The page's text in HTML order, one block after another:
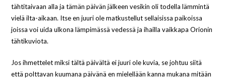
tähtitaivaan alla ja tämän päivän jälkeen vesikin oli todella lämmintä
vielä ilta-aikaan. Itse en juuri ole matkustellut sellaisissa paikoissa
joissa voi uida ulkona lämpimässä vedessä ja ihailla vaikkapa Orionin
tähtikuviota.
Jos ihmettelet miksi tältä päivältä ei juuri ole kuvia, se johtuu siitä
että polttavan kuumana päivänä en mielellään kanna mukana mitään